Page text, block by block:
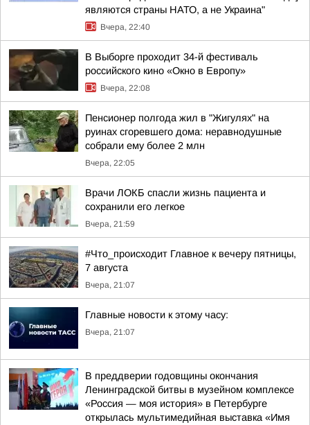
являются страны НАТО, а не Украина"
Вчера, 22:40
В Выборге проходит 34-й фестиваль
российского кино «Окно в Европу»
Вчера, 22:08
Пенсионер полгода жил в "Жигулях" на
руинах сгоревшего дома: неравнодушные
собрали ему более 2 млн
Вчера, 22:05
Врачи ЛОКБ спасли жизнь пациента и
сохранили его легкое
Вчера, 21:59
#Что_происходит Главное к вечеру пятницы,
7 августа
Вчера, 21:07
Главные новости к этому часу:
Вчера, 21:07
В преддверии годовщины окончания
Ленинградской битвы в музейном комплексе
«Россия — моя история» в Петербурге
открылась мультимедийная выставка «Имя